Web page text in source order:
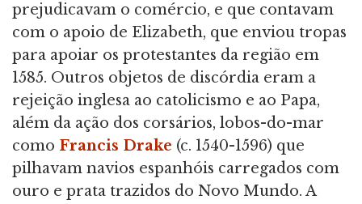
prejudicavam o comércio, e que contavam
com o apoio de Elizabeth, que enviou tropas
para apoiar os protestantes da região em
1585. Outros objetos de discórdia eram a
rejeição inglesa ao catolicismo e ao Papa,
além da ação dos corsários, lobos-do-mar
como Francis Drake (c. 1540-1596) que
pilhavam navios espanhóis carregados com
ouro e prata trazidos do Novo Mundo. A